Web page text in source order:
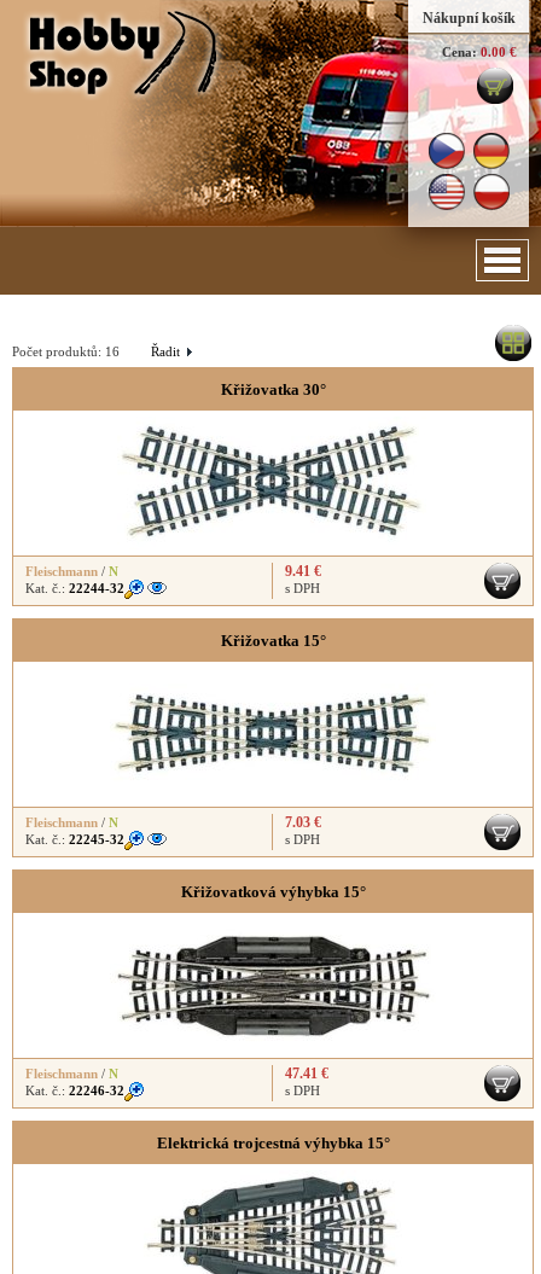
Nákupní košík
Cena: 0.00 €
Řadit
Počet produktů: 16
Křižovatka 30°
Fleischmann / N
Kat. č.: 22244-32
9.41 €
s DPH
Křižovatka 15°
Fleischmann / N
Kat. č.: 22245-32
7.03 €
s DPH
Křižovatková výhybka 15°
Fleischmann / N
Kat. č.: 22246-32
47.41 €
s DPH
Elektrická trojcestná výhybka 15°